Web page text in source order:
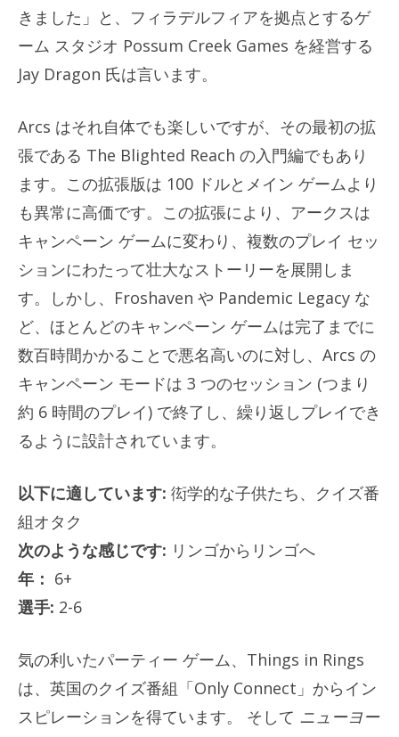
きました」と、フィラデルフィアを拠点とするゲ
ーム スタジオ Possum Creek Games を経営する
Jay Dragon 氏は言います。
Arcs はそれ自体でも楽しいですが、その最初の拡
張である The Blighted Reach の入門編でもあり
ます。この拡張版は 100 ドルとメイン ゲームより
も異常に高価です。この拡張により、アークスは
キャンペーン ゲームに変わり、複数のプレイ セッ
ションにわたって壮大なストーリーを展開しま
す。しかし、Froshaven や Pandemic Legacy な
ど、ほとんどのキャンペーン ゲームは完了までに
数百時間かかることで悪名高いのに対し、Arcs の
キャンペーン モードは 3 つのセッション (つまり
約 6 時間のプレイ) で終了し、繰り返しプレイでき
るように設計されています。
以下に適しています: 衒学的な子供たち、クイズ番
組オタク
次のような感じです: リンゴからリンゴへ
年： 6+
選手: 2-6
気の利いたパーティー ゲーム、Things in Rings
は、英国のクイズ番組「Only Connect」からイン
スピレーションを得ています。
そして ニューヨー